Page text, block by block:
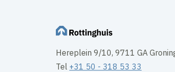
Hereplein 9/10, 9711 GA
Tel +31 50 - 318 53 33